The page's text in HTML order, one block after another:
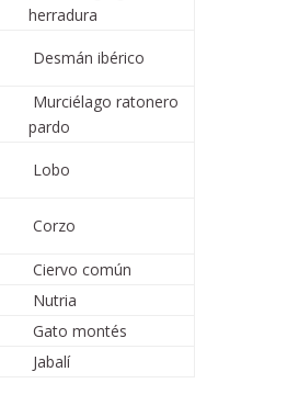
herradura
Desmán ibérico
Murciélago ratonero
pardo
Lobo
Corzo
Ciervo común
Nutria
Gato montés
Jabalí